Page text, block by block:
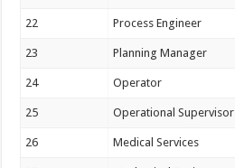
22 Process Engineer
23 Planning Manager
24 Operator
25 Operational Supervisor
26 Medical Services